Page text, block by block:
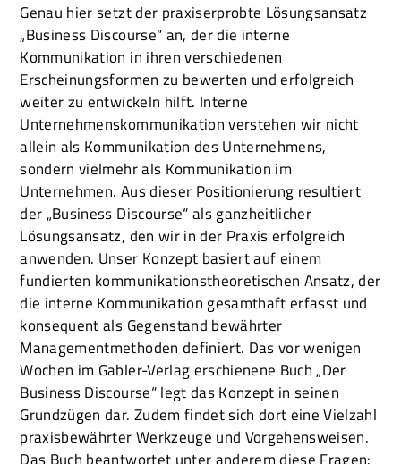
Genau hier setzt der praxiserprobte Lösungsansatz
„Business Discourse“ an, der die interne
Kommunikation in ihren verschiedenen
Erscheinungsformen zu bewerten und erfolgreich
weiter zu entwickeln hilft. Interne
Unternehmenskommunikation verstehen wir nicht
allein als Kommunikation des Unternehmens,
sondern vielmehr als Kommunikation im
Unternehmen. Aus dieser Positionierung resultiert
der „Business Discourse“ als ganzheitlicher
Lösungsansatz, den wir in der Praxis erfolgreich
anwenden. Unser Konzept basiert auf einem
fundierten kommunikationstheoretischen Ansatz, der
die interne Kommunikation gesamthaft erfasst und
konsequent als Gegenstand bewährter
Managementmethoden definiert. Das vor wenigen
Wochen im Gabler-Verlag erschienene Buch „Der
Business Discourse“ legt das Konzept in seinen
Grundzügen dar. Zudem findet sich dort eine Vielzahl
praxisbewährter Werkzeuge und Vorgehensweisen.